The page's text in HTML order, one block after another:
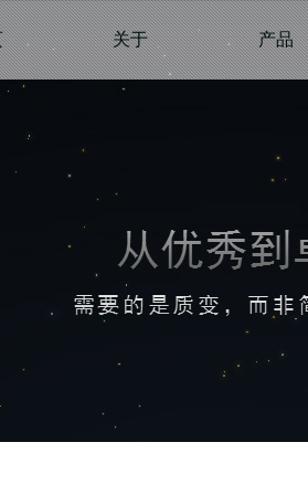
关于 产品